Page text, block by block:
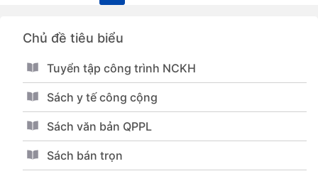
Chủ đề tiêu biểu
Tuyển tập công trình NCKH
Sách y tế công cộng
Sách văn bản QPPL
Sách bán trọn